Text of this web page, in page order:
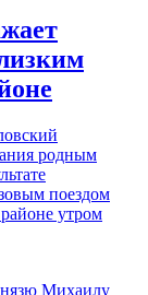
родным
поездом
утром